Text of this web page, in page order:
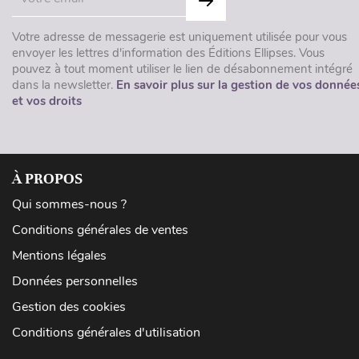
Votre adresse de messagerie est uniquement utilisée pour vous
envoyer les lettres d'information des Éditions Ellipses. Vous
pouvez à tout moment utiliser le lien de désabonnement intégré
dans la newsletter. En savoir plus sur la gestion de vos
et vos droits
À PROPOS
Qui sommes-nous ?
Conditions générales de ventes
Mentions légales
Données personnelles
Gestion des cookies
Conditions générales d'utilisation